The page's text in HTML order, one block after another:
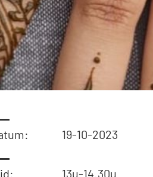
19-10-2023
13u-14.30u